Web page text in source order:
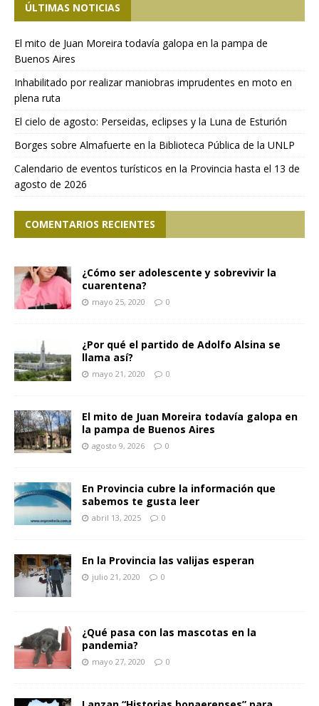
ÚLTIMAS NOTICIAS
El mito de Juan Moreira todavía galopa en la pampa de
Buenos Aires
Inhabilitado por realizar maniobras imprudentes en moto en
plena ruta
El cielo de agosto: Perseidas, eclipses y la Luna de Esturión
Borges sobre Almafuerte en la Biblioteca Pública de la UNLP
Calendario de eventos turísticos en la Provincia hasta el 13 de
agosto de 2026
COMENTARIOS RECIENTES
¿Cómo ser adolescente y sobrevivir la
cuarentena?
mayo 25, 2020 0
¿Por qué el partido de Adolfo Alsina se
llama así?
mayo 21, 2020 0
El mito de Juan Moreira todavía galopa en
la pampa de Buenos Aires
agosto 9, 2026 0
En Provincia cubre la información que
sabemos te gusta leer
abril 13, 2025 0
En la Provincia las valijas esperan
julio 21, 2020 0
¿Qué pasa con las mascotas en la
pandemia?
mayo 27, 2020 0